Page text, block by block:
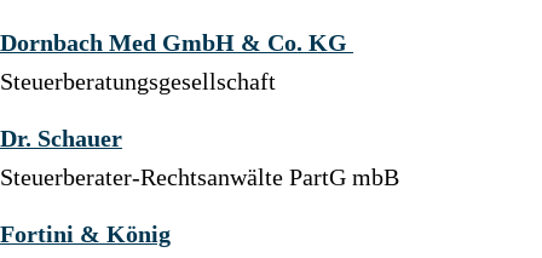
Dornbach Med GmbH & Co. KG
Steuerberatungsgesellschaft
Dr. Schauer
Steuerberater-Rechtsanwälte PartG mbB
Fortini & König